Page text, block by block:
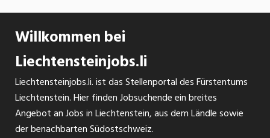
Willkommen bei
Liechtensteinjobs.li
Liechtensteinjobs.li. ist das Stellenportal des Fürstentums
Liechtenstein. Hier finden Jobsuchende ein breites
Angebot an Jobs in Liechtenstein, aus dem Ländle sowie
der benachbarten Südostschweiz.